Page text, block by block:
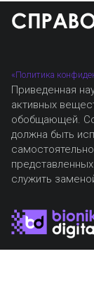
«Политика
Приведенная
активных
обобщающей.
должна быть
служить